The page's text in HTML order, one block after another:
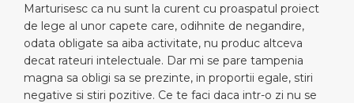
Marturisesc ca nu sunt la curent cu proaspatul proiect
de lege al unor capete care, odihnite de negandire,
odata obligate sa aiba activitate, nu produc altceva
decat rateuri intelectuale. Dar mi se pare tampenia
magna sa obligi sa se prezinte, in proportii egale, stiri
negative si stiri pozitive. Ce te faci daca intr-o zi nu se